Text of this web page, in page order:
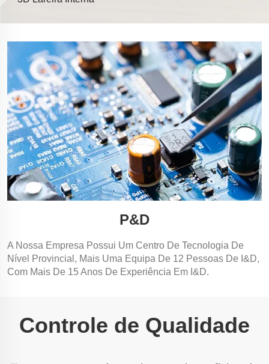
P&D
A Nossa Empresa Possui Um Centro De Tecnologia De
Nível Provincial, Mais Uma Equipa De 12 Pessoas De I&D,
Com Mais De 15 Anos De Experiência Em I&D.
Controle de Qualidade